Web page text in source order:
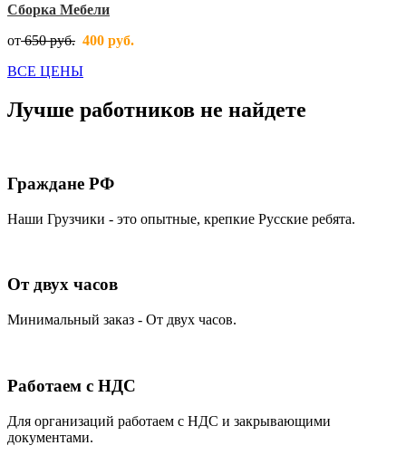
Сборка Мебели
от650 руб. 400 руб.
ВСЕ ЦЕНЫ
Лучше работников не найдете
Граждане РФ
Наши Грузчики - это опытные, крепкие Русские ребята.
От двух часов
Минимальный заказ - От двух часов.
Работаем с НДС
Для организаций работаем с НДС и закрывающими
документами.